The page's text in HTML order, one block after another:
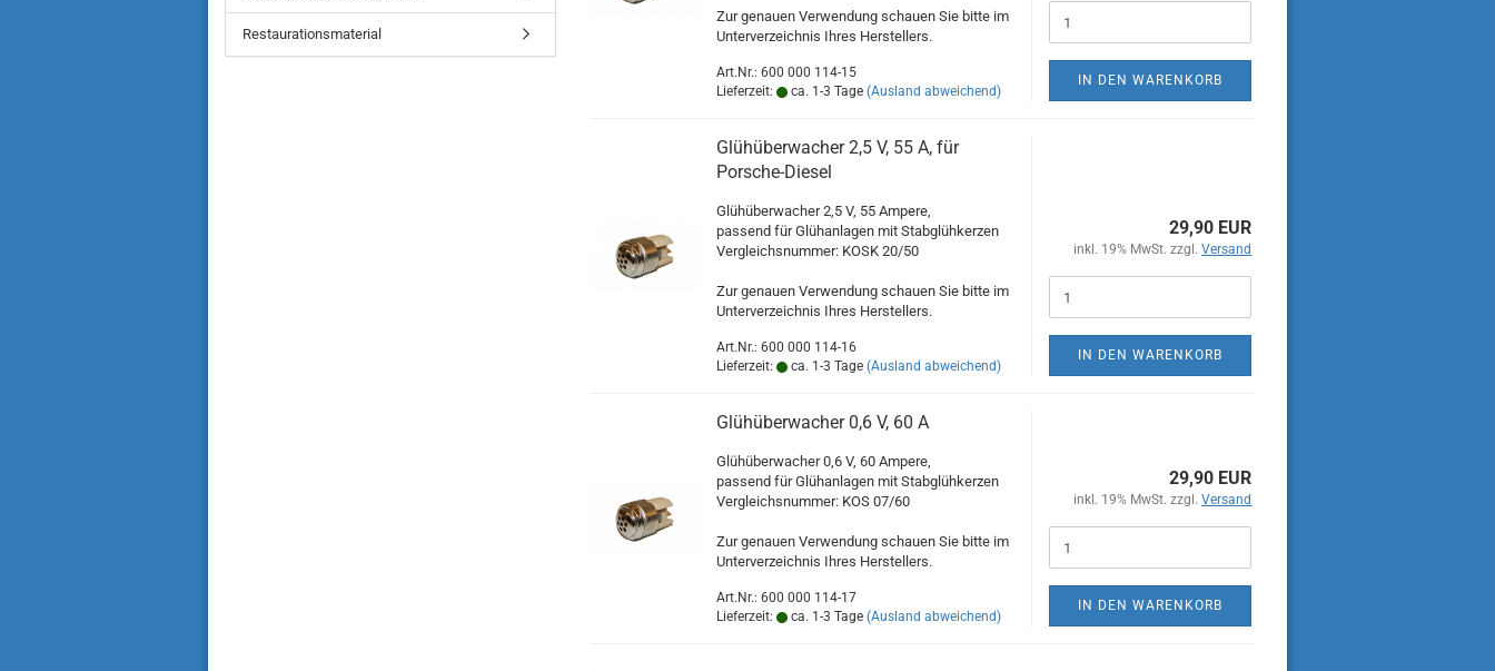
Zur genauen Verwendung schauen Sie bitte im
Unterverzeichnis Ihres Herstellers.
Art.Nr.: 600 000 114-15
Lieferzeit:
ca. 1-3 Tage (Ausland abweichend)
IN DEN WARENKORB
Glühüberwacher 2,5 V, 55 A, für
Porsche-Diesel
Glühüberwacher 2,5 V, 55 Ampere,
passend für Glühanlagen mit Stabglühkerzen
Vergleichsnummer: KOSK 20/50
Zur genauen Verwendung schauen Sie bitte im
Unterverzeichnis Ihres Herstellers.
Art.Nr.: 600 000 114-16
Lieferzeit:
ca. 1-3 Tage (Ausland abweichend)
29,90 EUR
inkl. 19% MwSt. zzgl.Versand
IN DEN WARENKORB
Glühüberwacher 0,6 V, 60 A
Glühüberwacher 0,6 V, 60 Ampere,
passend für Glühanlagen mit Stabglühkerzen
Vergleichsnummer: KOS 07/60
Zur genauen Verwendung schauen Sie bitte im
Unterverzeichnis Ihres Herstellers.
Art.Nr.: 600 000 114-17
Lieferzeit:
ca. 1-3 Tage (Ausland abweichend)
29,90 EUR
inkl. 19% MwSt. zzgl.Versand
IN DEN WARENKORB
Restaurationsmaterial